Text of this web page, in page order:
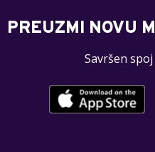
PREUZMI NOVU
Savršen